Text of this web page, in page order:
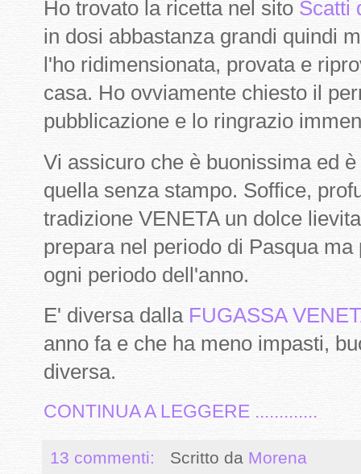
Ho trovato la ricetta nel sito Scatti
in dosi abbastanza grandi quindi
l'ho ridimensionata, provata e
casa. Ho ovviamente chiesto il
pubblicazione e lo ringrazio
Vi assicuro che è buonissima ed
quella senza stampo. Soffice,
tradizione VENETA un dolce
prepara nel periodo di Pasqua
ogni periodo dell'anno.
E' diversa dalla FUGASSA
anno fa e che ha meno impasti,
diversa.
CONTINUA A LEGGERE .............
13 commenti: Scritto da Morena